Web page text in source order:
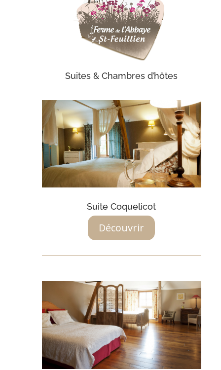
Suites & Chambres d’hôtes
Suite Coquelicot
Découvrir